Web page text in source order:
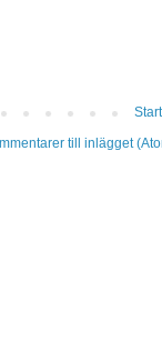
till inlägget